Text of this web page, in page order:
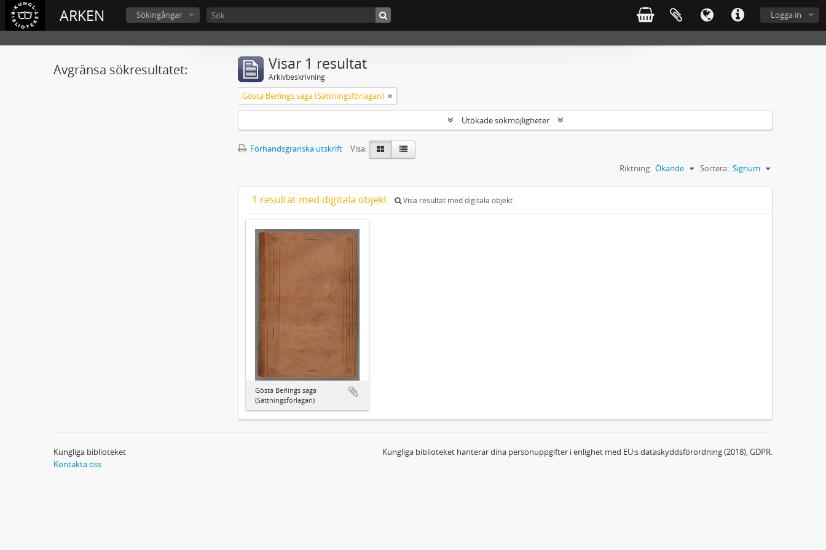
ARKEN Logga in
Sökingångar
Avgränsa sökresultatet: Visar 1 resultat
Arkivbeskrivning
Gösta Berlings saga (Sättningsförlagan)
Utökade sökmöjligheter
Förhandsgranska utskrift
Visa:
Sortera: Signum
Riktning: Ökande
1 resultat med digitala objekt Visa resultat med digitala objekt
Gösta Berlings saga
(Sättningsförlagan)
Kungliga biblioteket
Kontakta oss
Kungliga biblioteket hanterar dina personuppgifter i enlighet med EU:s dataskyddsförordning (2018), GDPR.